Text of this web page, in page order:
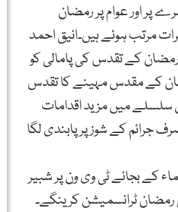
پر اور عوام پر رمضان
مرتب ہوئے ہیں۔انیق احمد
کے تقدس کی پامالی کو
کے مقدس مہینے کا تقدس
سلسلے میں مزید اقدامات
کے شوز پر پابندی لگا
کے بجائے ٹی وی ون پر شبیر
ٹرانسمیشن کرینگے۔